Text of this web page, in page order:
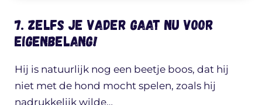
7. Zelfs je vader gaat nu voor
EIGENBELANG!
Hij is natuurlijk nog een beetje boos, dat hij
niet met de hond mocht spelen, zoals hij
nadrukkelijk wilde…